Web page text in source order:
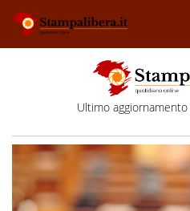
Ultimo aggiornamento